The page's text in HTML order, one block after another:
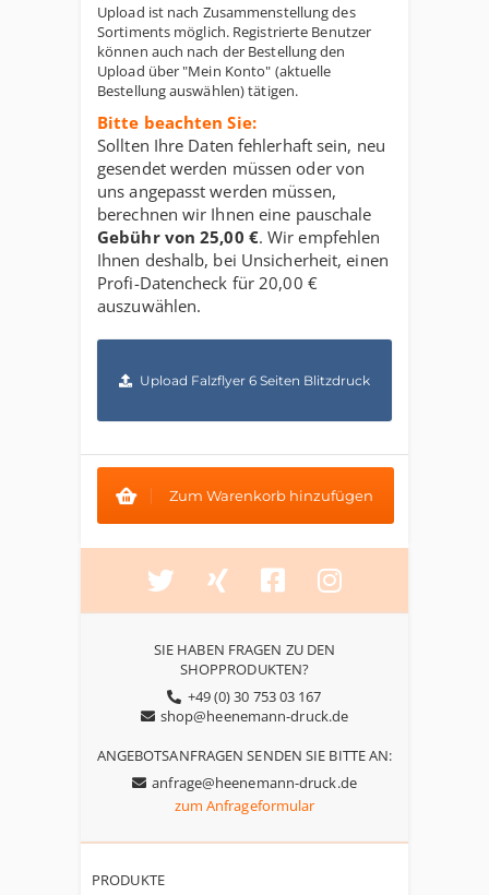
Upload ist nach Zusammenstellung des
Sortiments möglich. Registrierte Benutzer
können auch nach der Bestellung den
Upload über "Mein Konto" (aktuelle
Bestellung auswählen) tätigen.
Bitte beachten Sie:
Sollten Ihre Daten fehlerhaft sein, neu
gesendet werden müssen oder von
uns angepasst werden müssen,
berechnen wir Ihnen eine pauschale
Gebühr von25,00 €. Wir empfehlen
Ihnen deshalb, bei Unsicherheit, einen
Profi-Datencheck für 20,00 €
auszuwählen.
Upload Falzflyer 6 Seiten Blitzdruck
Zum Warenkorb hinzufügen
SIE HABEN FRAGEN ZU DEN
SHOPPRODUKTEN?
+49 (0) 30 753 03 167
shop@heenemann-druck.de
ANGEBOTSANFRAGEN SENDEN SIE BITTE AN:
anfrage@heenemann-druck.de
zum Anfrageformular
PRODUKTE